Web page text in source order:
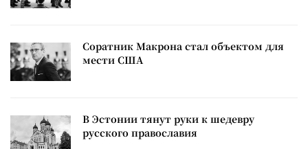
Соратник Макрона стал объектом для
мести США
В Эстонии тянут руки к шедевру
русского православия